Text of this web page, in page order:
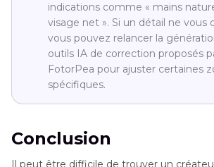
indications comme « mains
visage net ». Si un détail ne vous
vous pouvez relancer la
outils IA de correction proposés
FotorPea pour ajuster certaines
spécifiques.
Conclusion
Il peut être difficile de trouver un